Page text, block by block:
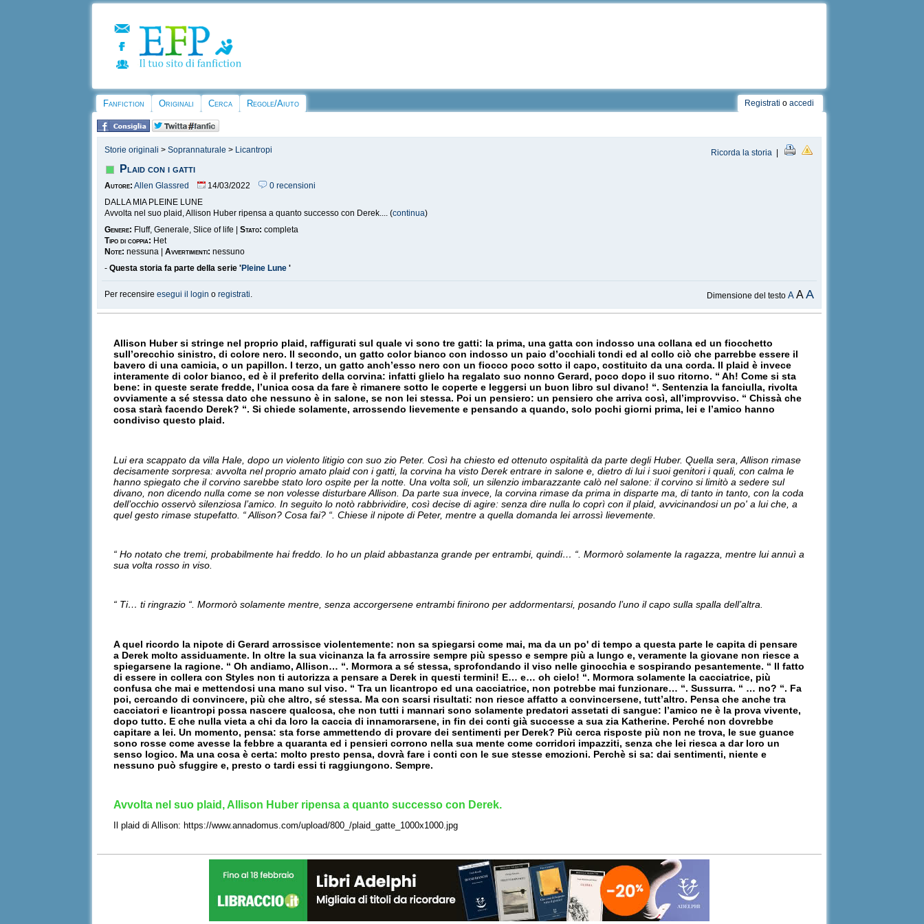
Fanfiction Originali Cerca Regole/Aiuto Registrati o accedi
Storie originali >Soprannaturale > Licantropi Ricorda la storia |
Plaid con i gatti
Autore: Allen Glassred 14/03/2022
0 recensioni
DALLA MIA PLEINE LUNE
Avvolta nel suo plaid, Allison Huber ripensa a quanto successo con Derek.... (continua)
Genere: Fluff, Generale, Slice of life |Stato: completa
Tipo di coppia: Het
Note: nessuna |Avvertimenti: nessuno
-Questa storia fa parte della serie 'Pleine Lune'
Per recensireesegui il login oregistrati. Dimensione del testoA AA
Allison Huber si stringe nel proprio plaid, raffigurati sul quale vi sono tre gatti: la prima, una gatta con indosso una collana ed un fiocchetto
sull’orecchio sinistro, di colore nero. Il secondo, un gatto color bianco con indosso un paio d’occhiali tondi ed al collo ciò che parrebbe essere il
bavero di una camicia, o un papillon. I terzo, un gatto anch’esso nero con un fiocco poco sotto il capo, costituito da una corda. Il plaid è invece
interamente di color bianco, ed è il preferito della corvina: infatti glielo ha regalato suo nonno Gerard, poco dopo il suo ritorno. “ Ah! Come si sta
bene: in queste serate fredde, l’unica cosa da fare è rimanere sotto le coperte e leggersi un buon libro sul divano! “. Sentenzia la fanciulla, rivolta
ovviamente a sé stessa dato che nessuno è in salone, se non lei stessa. Poi un pensiero: un pensiero che arriva così, all’improvviso. “ Chissà che
cosa starà facendo Derek? “. Si chiede solamente, arrossendo lievemente e pensando a quando, solo pochi giorni prima, lei e l’amico hanno
condiviso questo plaid.
Lui era scappato da villa Hale, dopo un violento litigio con suo zio Peter. Così ha chiesto ed ottenuto ospitalità da parte degli Huber. Quella sera, Allison rimase
decisamente sorpresa: avvolta nel proprio amato plaid con i gatti, la corvina ha visto Derek entrare in salone e, dietro di lui i suoi genitori i quali, con calma le
hanno spiegato che il corvino sarebbe stato loro ospite per la notte. Una volta soli, un silenzio imbarazzante calò nel salone: il corvino si limitò a sedere sul
divano, non dicendo nulla come se non volesse disturbare Allison. Da parte sua invece, la corvina rimase da prima in disparte ma, di tanto in tanto, con la coda
dell’occhio osservò silenziosa l’amico. In seguito lo notò rabbrividire, così decise di agire: senza dire nulla lo coprì con il plaid, avvicinandosi un po' a lui che, a
quel gesto rimase stupefatto. “ Allison? Cosa fai? “. Chiese il nipote di Peter, mentre a quella domanda lei arrossì lievemente.
“ Ho notato che tremi, probabilmente hai freddo. Io ho un plaid abbastanza grande per entrambi, quindi… “. Mormorò solamente la ragazza, mentre lui annuì a
sua volta rosso in viso.
“ Ti… ti ringrazio “. Mormorò solamente mentre, senza accorgersene entrambi finirono per addormentarsi, posando l’uno il capo sulla spalla dell’altra.
A quel ricordo la nipote di Gerard arrossisce violentemente: non sa spiegarsi come mai, ma da un po' di tempo a questa parte le capita di pensare
a Derek molto assiduamente. In oltre la sua vicinanza la fa arrossire sempre più spesso e sempre più a lungo e, veramente la giovane non riesce a
spiegarsene la ragione. “ Oh andiamo, Allison… “. Mormora a sé stessa, sprofondando il viso nelle ginocchia e sospirando pesantemente. “ Il fatto
di essere in collera con Styles non ti autorizza a pensare a Derek in questi termini! E… e… oh cielo! “. Mormora solamente la cacciatrice, più
confusa che mai e mettendosi una mano sul viso. “ Tra un licantropo ed una cacciatrice, non potrebbe mai funzionare… “. Sussurra. “ … no? “. Fa
poi, cercando di convincere, più che altro, sé stessa. Ma con scarsi risultati: non riesce affatto a convincersene, tutt’altro. Pensa che anche tra
cacciatori e licantropi possa nascere qualcosa, che non tutti i mannari sono solamente predatori assetati di sangue: l’amico ne è la prova vivente,
dopo tutto. E che nulla vieta a chi da loro la caccia di innamorarsene, in fin dei conti già successe a sua zia Katherine. Perché non dovrebbe
capitare a lei. Un momento, pensa: sta forse ammettendo di provare dei sentimenti per Derek? Più cerca risposte più non ne trova, le sue guance
sono rosse come avesse la febbre a quaranta ed i pensieri corrono nella sua mente come corridori impazziti, senza che lei riesca a dar loro un
senso logico. Ma una cosa è certa: molto presto pensa, dovrà fare i conti con le sue stesse emozioni. Perchè si sa: dai sentimenti, niente e
nessuno può sfuggire e, presto o tardi essi ti raggiungono. Sempre.
Avvolta nel suo plaid, Allison Huber ripensa a quanto successo con Derek.
Il plaid di Allison: https://www.annadomus.com/upload/800_/plaid_gatte_1000x1000.jpg